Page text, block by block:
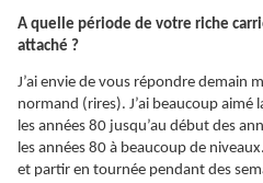
A quelle période de votre riche
attaché ?
J’ai envie de vous répondre demain
normand (rires). J’ai beaucoup aimé
les années 80 jusqu’au début des
les années 80 à beaucoup de
et partir en tournée pendant des